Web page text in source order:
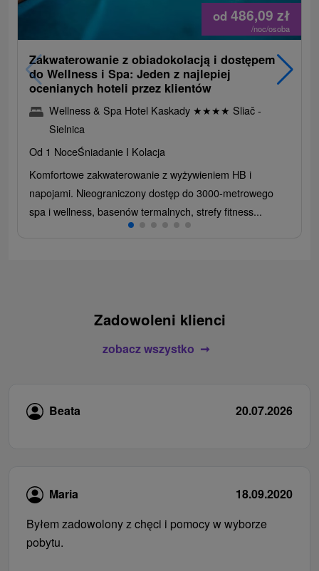
od 486,09 zł
/noc/osoba
Zakwaterowanie z obiadokolacją i dostępem
do Wellness i Spa: Jeden z najlepiej
ocenianych hoteli przez klientów
Wellness & Spa Hotel Kaskady ★★★★ Sliač -
Sielnica
Od 1 NoceŚniadanie I Kolacja
Komfortowe zakwaterowanie z wyżywieniem HB i
napojami. Nieograniczony dostęp do 3000-metrowego
spa i wellness, basenów termalnych, strefy fitness...
Zadowoleni klienci
zobacz wszystko
Beata 20.07.2026
Maria
18.09.2020
Byłem zadowolony z chęci i pomocy w wyborze
pobytu.